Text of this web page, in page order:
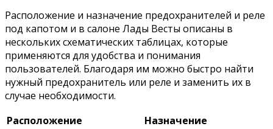
Расположение и назначение предохранителей и реле
под капотом и в салоне Лады Весты описаны в
нескольких схематических таблицах, которые
применяются для удобства и понимания
пользователей. Благодаря им можно быстро найти
нужный предохранитель или реле и заменить их в
случае необходимости.
Расположение
Назначение